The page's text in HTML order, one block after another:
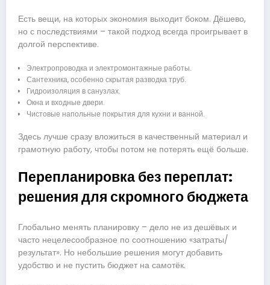
Есть вещи, на которых экономия выходит боком. Дёшево,
но с последствиями – такой подход всегда проигрывает в
долгой перспективе.
Электропроводка и электромонтажные работы.
Сантехника, особенно скрытая разводка труб.
Гидроизоляция в санузлах.
Окна и входные двери.
Чистовые напольные покрытия для кухни и ванной.
Здесь лучше сразу вложиться в качественный материал и
грамотную работу, чтобы потом не потерять ещё больше.
Перепланировка без переплат:
решения для скромного бюджета
Глобально менять планировку – дело не из дешёвых и
часто нецелесообразное по соотношению «затраты/
результат». Но небольшие решения могут добавить
удобство и не пустить бюджет на самотёк.